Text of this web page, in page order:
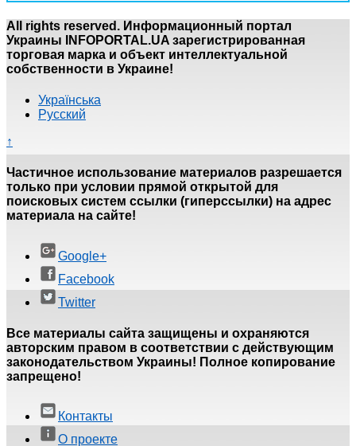
All rights reserved. Информационный портал
Украины INFOPORTAL.UA зарегистрированная
торговая марка и объект интеллектуальной
собственности в Украине!
Українська
Русский
↑
Частичное использование материалов разрешается
только при условии прямой открытой для
поисковых систем ссылки (гиперссылки) на адрес
материала на сайте!
Google+
Facebook
Twitter
Все материалы сайта защищены и охраняются
авторским правом в соответствии с действующим
законодательством Украины! Полное копирование
запрещено!
Контакты
О проекте